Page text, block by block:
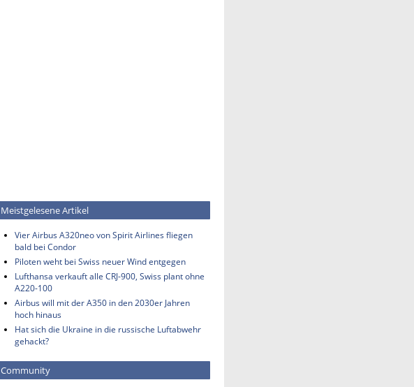
Meistgelesene Artikel
Vier Airbus A320neo von Spirit Airlines fliegen
bald bei Condor
Piloten weht bei Swiss neuer Wind entgegen
Lufthansa verkauft alle CRJ-900, Swiss plant ohne
A220-100
Airbus will mit der A350 in den 2030er Jahren
hoch hinaus
Hat sich die Ukraine in die russische Luftabwehr
gehackt?
Community